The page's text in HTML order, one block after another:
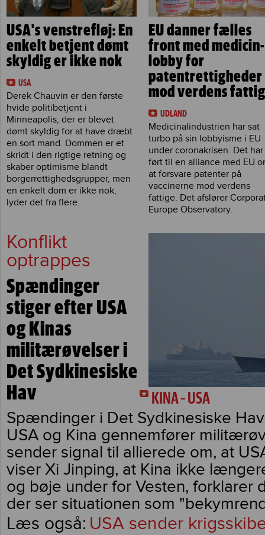
USA's venstrefløj: En
enkelt betjent dømt
skyldig er ikke nok
USA
Derek Chauvin er den første
hvide politibetjent i
Minneapolis, der er blevet
dømt skyldig for at have dræbt
en sort mand. Dommen er et
skridt i den rigtige retning og
skaber optimisme blandt
borgerrettighedsgrupper, men
en enkelt dom er ikke nok,
lyder det fra flere.
EU danner fælles
front med medicin-
lobby for
patentrettigheder
mod verdens
UDLAND
Medicinalindustrien har sat
turbo på sin lobbyisme i EU
under coronakrisen. Det har
ført til en alliance med EU
at forsvare patenter på
vaccinerne mod verdens
fattige. Det afslører
Europe Observatory.
Konflikt
optrappes
Spændinger
stiger efter USA
og Kinas
militærøvelser i
Det Sydkinesiske
Hav
KINA – USA
Spændinger i Det Sydkinesiske
USA og Kina gennemfører
sender signal til allierede om, at
viser Xi Jinping, at Kina ikke
og bøje under for Vesten, forklarer
der ser situationen som
USA sender